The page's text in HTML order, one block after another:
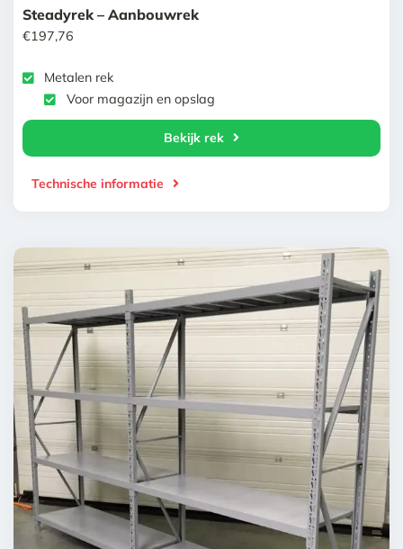
Steadyrek – Aanbouwrek
€197,76
Metalen rek
Voor magazijn en opslag
Bekijk rek
Technische informatie